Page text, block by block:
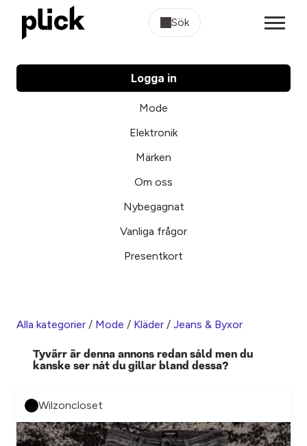
Sök
Logga in
Mode
Elektronik
Märken
Om oss
Nybegagnat
Vanliga frågor
Presentkort
Alla kategorier / Mode / Kläder / Jeans & Byxor
Tyvärr är denna annons redan såld men du
kanske ser nåt du gillar bland dessa?
Wilzoncloset